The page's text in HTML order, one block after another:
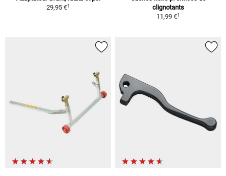
29,95 €1
clignotants
11,99 €1